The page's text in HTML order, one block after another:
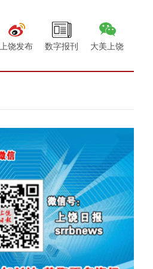
上饶发布 数字报刊 大美上饶